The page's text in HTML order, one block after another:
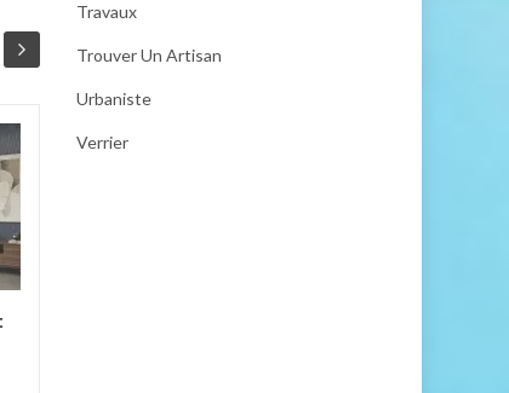
Travaux
Trouver Un Artisan
Urbaniste
Verrier